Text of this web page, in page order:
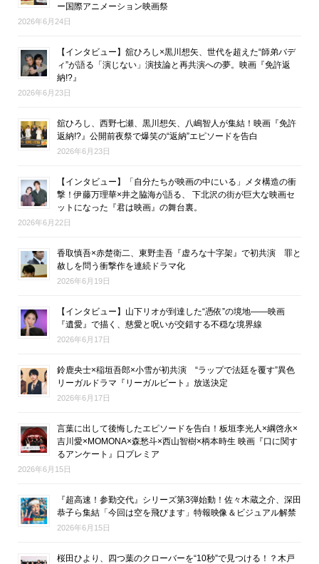
ー国際アニメーション映画祭
2026年6月24日
【インタビュー】舘ひろし×黒川想矢、世代を超えた“師弟バデ
ィ”が語る「演じない」演技論と再共演への夢。映画『免許返
納!?』
2026年6月23日
舘ひろし、西野七瀬、黒川想矢、八嶋智人が集結！映画『免許
返納!?』公開前夜祭で爆笑の“返納”エピソードを告白
2026年6月23日
【インタビュー】「自分たちが映画の中にいる」メタ構造の衝
撃！伊藤万理華×井之脇海が語る、 下北沢の街が巨大な映画セ
ットになった『君は映画』の舞台裏。
2026年6月22日
香取慎吾×赤楚衛二、東野圭吾『虚ろな十字架』で初共演 罪と
赦しを問う衝撃作を連続ドラマ化
2026年6月19日
【インタビュー】山下リオが到達した“憑依”の境地――映画
『遺愛』で描く、慈愛と呪いが交錯する不穏な境界線
2026年6月17日
鈴鹿央士×稲垣吾郎×小雪が初共演 “ラップで法廷を覆す”異色
リーガルドラマ『リーガルビート』放送決定
2026年6月17日
言葉に出して後悔したエピソードを告白！板垣李光人×綱啓永×
吉川愛×MOMONA×森愁斗×西山智樹×柄本時生 映画『口に関す
るアンケート』口プレミア
2026年6月15日
『超高速！参勤交代』シリーズ第3弾始動！佐々木蔵之介、深田
恭子ら集結「今回は空を飛びます」特報映像＆ビジュアル解禁
2026年6月15日
桜田ひより、四つ葉のクローバーを“10秒”で見つける！？木戸